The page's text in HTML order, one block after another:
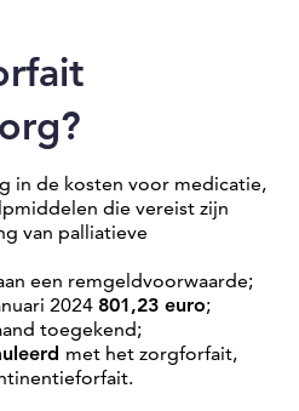
in de kosten voor medicatie,
die vereist zijn
van palliatieve
een remgeldvoorwaarde;
2024 801,23 euro;
toegekend;
met het zorgforfait,